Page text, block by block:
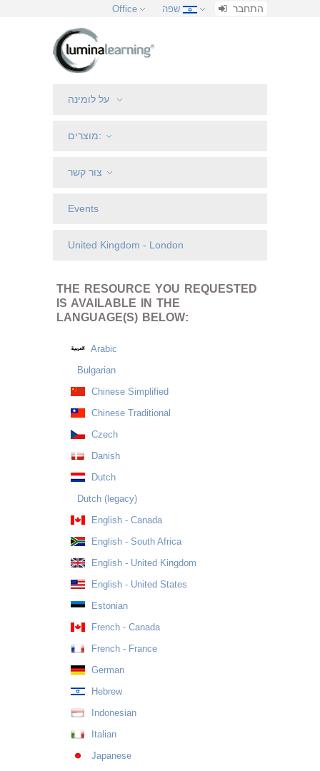
Office שפה התחבר
מוצרים:
צור קשר
Events
United Kingdom - London
THE RESOURCE YOU REQUESTED
IS AVAILABLE IN THE
LANGUAGE(S) BELOW:
Arabic
Bulgarian
Chinese Simplified
Chinese Traditional
Czech
Danish
Dutch
Dutch (legacy)
English - Canada
English - South Africa
English - United Kingdom
English - United States
Estonian
French - Canada
French - France
German
Hebrew
Indonesian
Italian
Japanese